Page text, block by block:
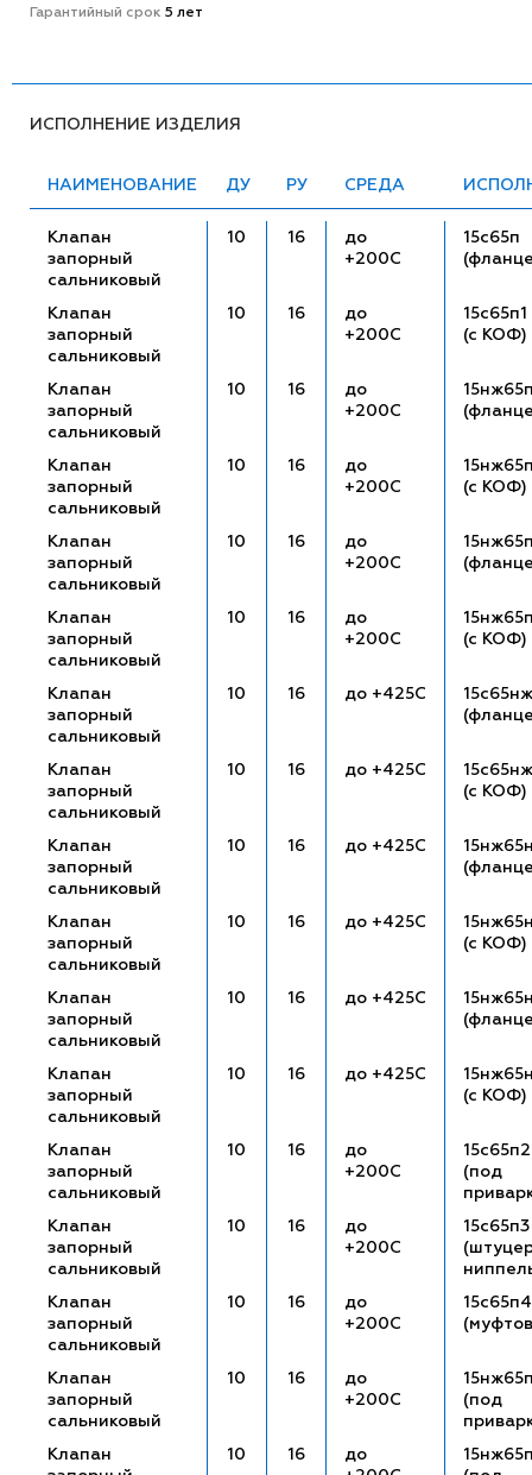
Гарантийный срок 5 лет
ИСПОЛНЕНИЕ ИЗДЕЛИЯ
НАИМЕНОВАНИЕ ДУ РУ СРЕДА
Клапан
запорный
сальниковый
10 16
до
+200С
15с65п
Клапан
запорный
сальниковый
10 16
до
+200С
15с65п1
(с КОФ)
Клапан
запорный
сальниковый
10 16
до
+200С
Клапан
запорный
сальниковый
10 16
до
+200С
(с КОФ)
Клапан
запорный
сальниковый
10 16
до
+200С
Клапан
запорный
сальниковый
10 16
до
+200С
(с КОФ)
Клапан
запорный
сальниковый
10 16 до +425С
15с65нж
Клапан
запорный
сальниковый
10 16 до +425С
(с КОФ)
Клапан
запорный
сальниковый
10 16 до +425С
Клапан
запорный
сальниковый
10 16 до +425С
(с КОФ)
Клапан
запорный
сальниковый
10 16 до +425С
Клапан
запорный
сальниковый
10 16 до +425С
(с КОФ)
Клапан
запорный
сальниковый
10 16
до
+200С
15с65п2
(под
Клапан
запорный
сальниковый
10 16
до
+200С
15с65п3
Клапан
запорный
сальниковый
10 16
до
+200С
15с65п4
Клапан
запорный
сальниковый
10 16
до
+200С
(под
Клапан
10 16
до